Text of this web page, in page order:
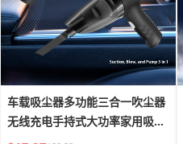
车载吸尘器多功能三合一吹尘器
无线充电手持式大功率家用吸尘
器